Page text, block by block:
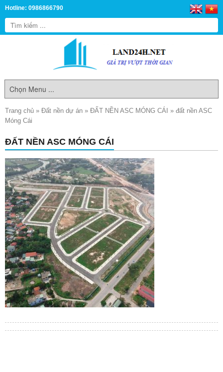
Hotline: 0986866790
Trang chủ » Đất nền dự án » ĐẤT NỀN ASC MÓNG CÁI » đất nền ASC
Móng Cái
ĐẤT NỀN ASC MÓNG CÁI